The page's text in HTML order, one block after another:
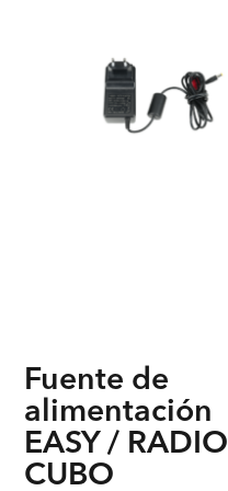
múltiples
variantes.
página
del
producto
Fuente de
alimentación
EASY /
CUBO